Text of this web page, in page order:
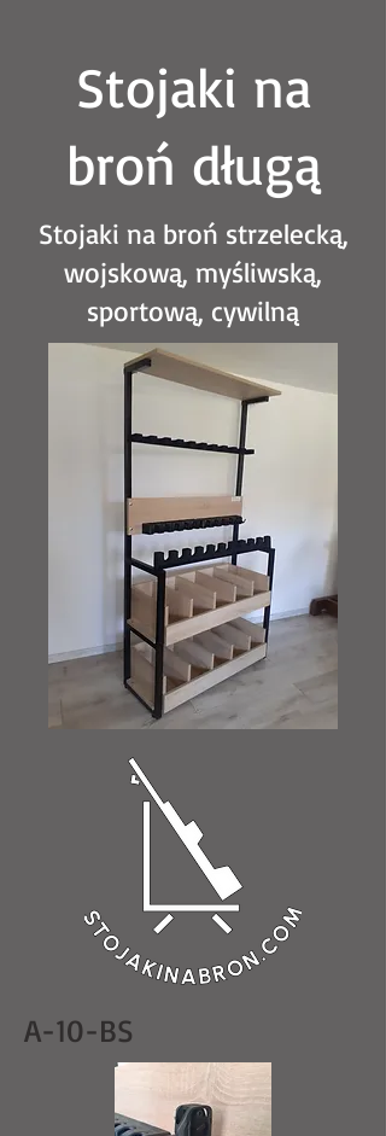
Stojaki na
broń długą
Stojaki na broń strzelecką,
wojskową, myśliwską,
sportową, cywilną
A-10-BS